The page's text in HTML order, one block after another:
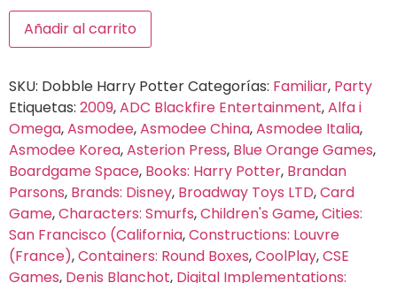
Añadir al carrito
SKU: Dobble Harry PotterCategorías: Familiar, Party
Etiquetas: 2009,ADC Blackfire Entertainment,Alfa i
Omega,Asmodee,Asmodee China,Asmodee Italia,
Asmodee Korea,Asterion Press, Blue Orange Games,
Boardgame Space, Books: Harry Potter, Brandan
Parsons, Brands: Disney, Broadway Toys LTD,Card
Game,Characters: Smurfs,Children's Game,Cities:
San Francisco (California,Constructions: Louvre
(France),Containers: Round Boxes,CoolPlay,CSE
Games, Denis Blanchot, Digital Implementations: